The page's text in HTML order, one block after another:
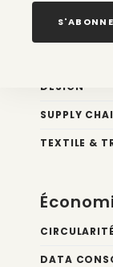
DESIGN
SUPPLY
TEXTILE &
DATA